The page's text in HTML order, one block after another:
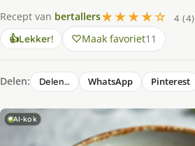
Recept van bertallers★★★★☆
4 (4)
👍Lekker! Maak favoriet11
Delen: Delen… WhatsApp Pinterest
AI-kok